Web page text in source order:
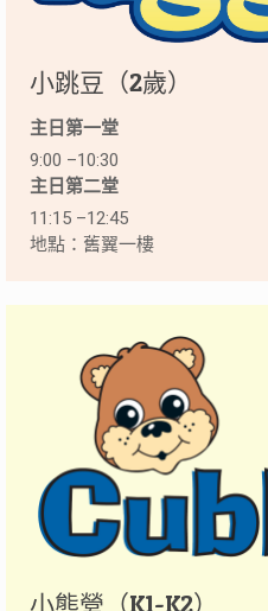
小跳豆（2歲）
主日第一堂
9:00 –10:30
主日第二堂
11:15 –12:45
地點：舊翼一樓
小熊營（K1-K2）